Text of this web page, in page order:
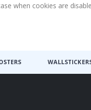
when cookies are